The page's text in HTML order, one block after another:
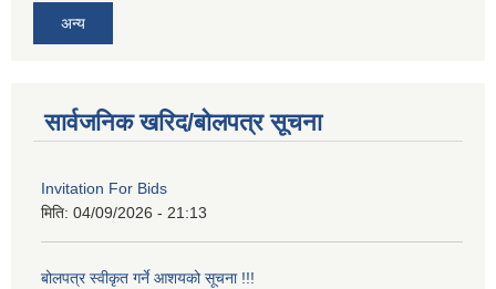
अन्य
सार्वजनिक खरिद/बोलपत्र सूचना
Invitation For Bids
मिति: 04/09/2026 - 21:13
बोलपत्र स्वीकृत गर्ने आशयको सूचना !!!